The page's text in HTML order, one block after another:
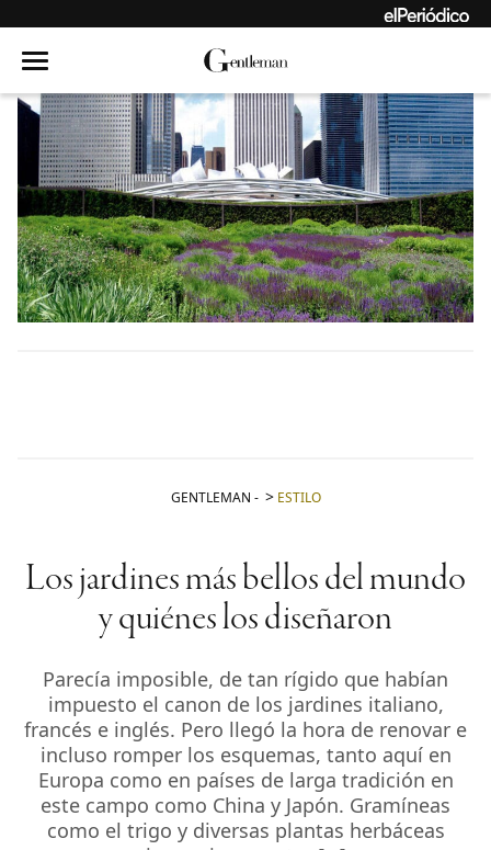
GENTLEMAN - ESTILO
Los jardines más bellos del mundo
y quiénes los diseñaron
Parecía imposible, de tan rígido que habían
impuesto el canon de los jardines italiano,
francés e inglés. Pero llegó la hora de renovar e
incluso romper los esquemas, tanto aquí en
Europa como en países de larga tradición en
este campo como China y Japón. Gramíneas
como el trigo y diversas plantas herbáceas